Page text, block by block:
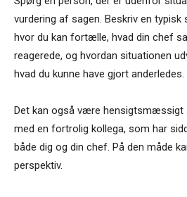
vurdering af sagen. Beskriv en
hvor du kan fortælle, hvad din chef
reagerede, og hvordan situationen
hvad du kunne have gjort anderledes.
Det kan også være hensigtsmæssigt
med en fortrolig kollega, som har
både dig og din chef. På den måde
perspektiv.